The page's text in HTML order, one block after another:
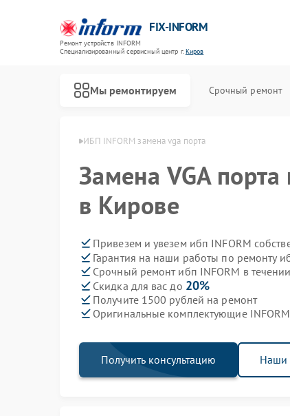
FIX-INFORM
Ремонт устройств INFORM
Специализированный cервисный центр г.Киров
Мы ремонтируем Срочный ремонт
INFORM в Кирове ИБП INFORM замена vga порта
Замена VGA
в Кирове
Привезем и увезем ибп INFORM
Гарантия на наши работы по ремонту
Срочный ремонт ибп INFORM в
Скидка для вас до 20%
Получите 1500 рублей на ремонт
Оригинальные комплектующие INFORM
Получить консультацию Наши